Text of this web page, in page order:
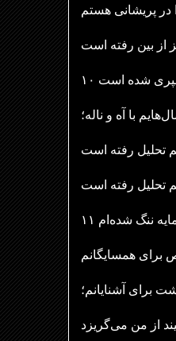
سپری شده است
با آه و ناله؛
برای آشنایانم؛